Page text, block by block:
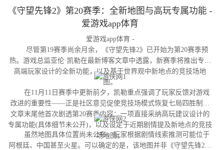
《守望先锋2》第20赛季：全新地图与高玩专属功能 -
爱游戏app体育
爱游戏app体育 -
尽管第19赛季尚余月余，《守望先锋2》已开始为第20赛季预
热。游戏总监亚伦·凯勒在最新博客文章中透露，新赛季将推出专为
高端玩家设计的全新功能，以及基于世界观中新地点的竞技场地
图。
在11月11日赛季中更新前夕，凯勒重点强调了玩家反馈对游戏
改进的重要性——正是社区意见促使竞技场模式恢复七局四胜制。
文章末尾他首次剧透第20赛季内容：一项直接采纳高玩建议设计的
专属功能(具体细节未公开)，以及设定于近期剧情提及新地点的竞技
场地图。
虽然地图具体位置尚未公布，玩家根据剧情线索推测可能位于
阿根廷、中国甚至火星。可以确定的是，该地图并非《守望先锋2》